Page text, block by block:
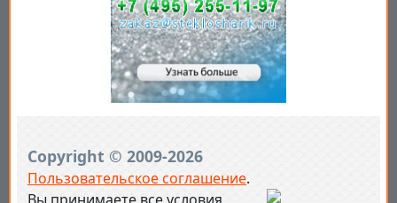
Copyright © 2009-2026
Пользовательское соглашение.